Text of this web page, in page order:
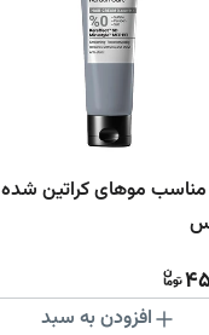
موهای کراتین شده
افزودن به سبد